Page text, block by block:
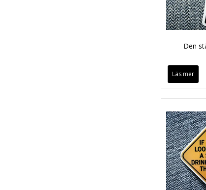
Den
Läs mer